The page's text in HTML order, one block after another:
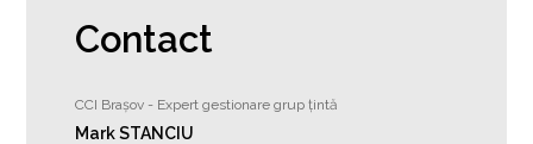
Contact
CCI Brașov - Expert gestionare grup țintă
Mark STANCIU